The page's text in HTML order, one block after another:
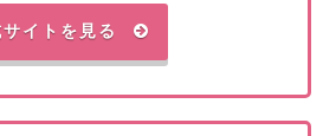
イトを見る